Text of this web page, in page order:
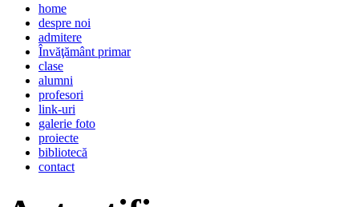
home
despre noi
admitere
Învăţământ primar
clase
alumni
profesori
link-uri
galerie foto
proiecte
bibliotecă
contact